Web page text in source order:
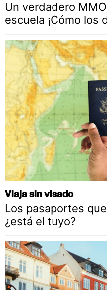
Un verdadero
escuela ¡Cómo los
Viaja sin visado
Los pasaportes
¿está el tuyo?